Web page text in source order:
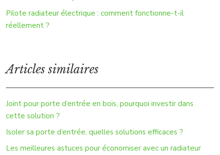
Pilote radiateur électrique : comment fonctionne-t-il
réellement ?
Articles similaires
Joint pour porte d’entrée en bois, pourquoi investir dans
cette solution ?
Isoler sa porte d’entrée, quelles solutions efficaces ?
Les meilleures astuces pour économiser avec un radiateur